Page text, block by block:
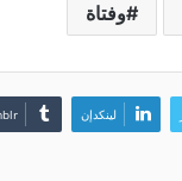
وفتاة
لينكدإن